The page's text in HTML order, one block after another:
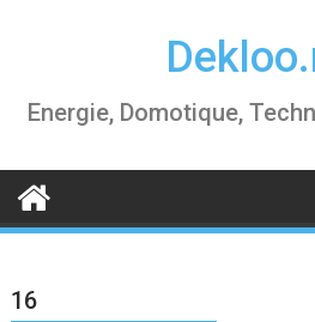
Energie, Domotique,
16